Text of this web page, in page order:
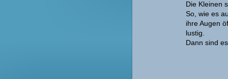
Die Kleinen
So, wie es
ihre Augen
lustig.
Dann sind